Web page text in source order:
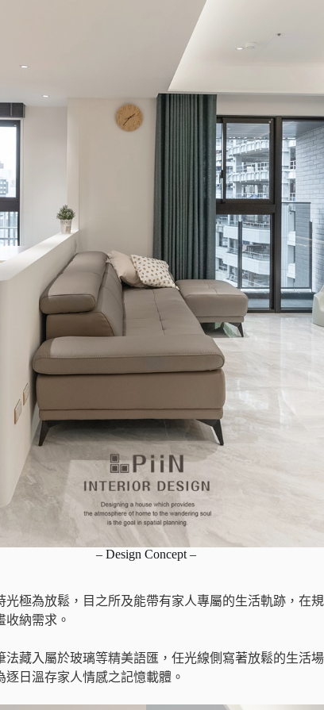
– Design Concept –
極為放鬆，目之所及能帶有家人專屬的生活軌跡，在
納需求。
藏入屬於玻璃等精美語匯，任光線側寫著放鬆的生活
日溫存家人情感之記憶載體。